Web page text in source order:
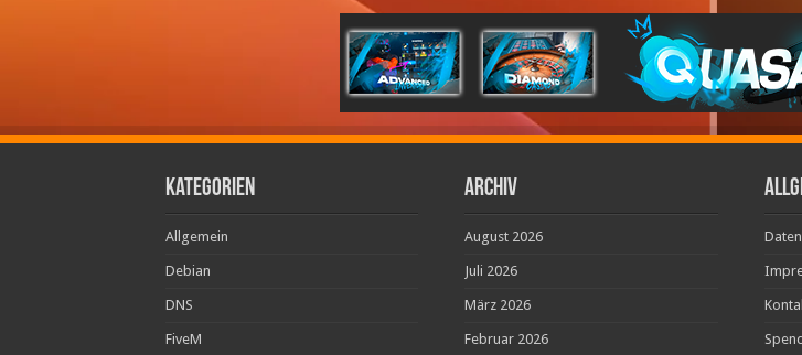
Kategorien
Allgemein
Debian
DNS
FiveM
Archiv
August 2026
Juli 2026
März 2026
Februar 2026